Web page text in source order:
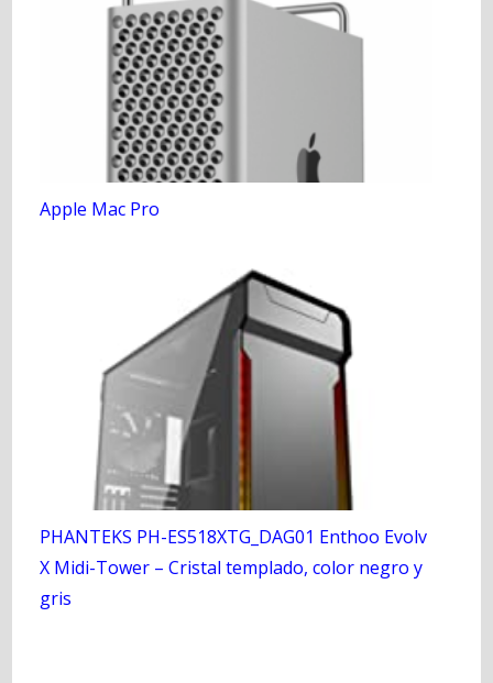
Apple Mac Pro
PHANTEKS PH-ES518XTG_DAG01 Enthoo Evolv
X Midi-Tower – Cristal templado, color negro y
gris